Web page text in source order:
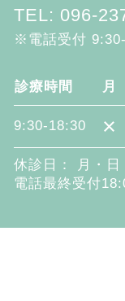
TEL: 096-
※電話受付
診療時間 月
9:30-18:30 ×
休診日： 月・
電話最終受付